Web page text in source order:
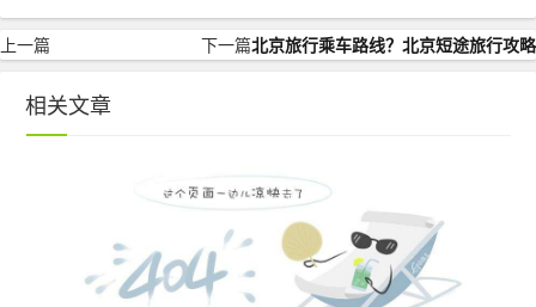
上一篇 下一篇北京旅行乘车路线？北京短途旅行攻略
相关文章